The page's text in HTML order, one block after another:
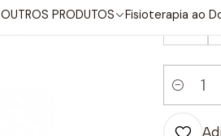
OUTROS PRODUTOS Fisioterapia ao
TAMANHO/
Quantidade